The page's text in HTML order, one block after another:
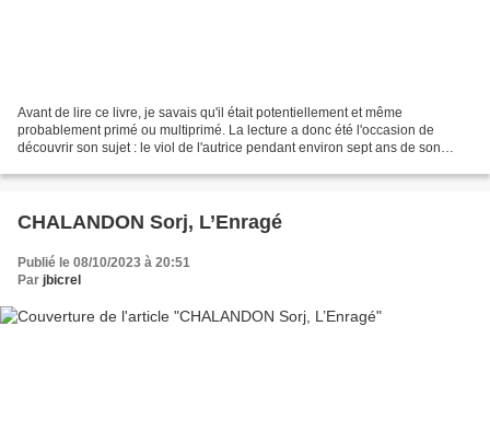
Avant de lire ce livre, je savais qu'il était potentiellement et même
probablement primé ou multiprimé. La lecture a donc été l'occasion de
découvrir son sujet : le viol de l'autrice pendant environ sept ans de son
CHALANDON Sorj, L’Enragé
Publié le 08/10/2023 à 20:51
Par jbicrel